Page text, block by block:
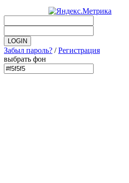
Забыл пароль? /Регистрация
выбрать фон